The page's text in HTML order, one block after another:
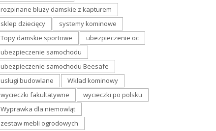
rozpinane bluzy damskie z kapturem
sklep dziecięcy
systemy kominowe
Topy damskie sportowe
ubezpieczenie oc
ubezpieczenie samochodu
ubezpieczenie samochodu Beesafe
usługi budowlane
Wkład kominowy
wycieczki fakultatywne
wycieczki po polsku
Wyprawka dla niemowląt
zestaw mebli ogrodowych